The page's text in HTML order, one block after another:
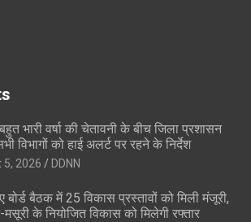
भारी वर्षा की चेतावनी के बीच जिला प्रशासन
विभागों को हाई अलर्ट पर रहने के निर्देश
5, 2026 DDNN
बोर्ड बैठक में 25 विकास प्रस्तावों को मिली मंजूरी,
मसूरी के नियोजित विकास को मिलेगी रफ्तार